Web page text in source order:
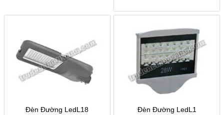
Đèn Đường LedL18 Đèn Đường LedL1